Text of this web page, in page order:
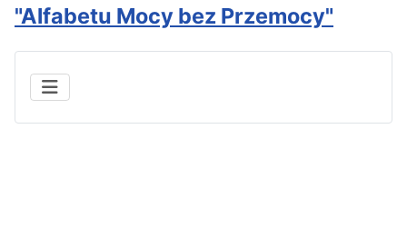
"Alfabetu Mocy bez Przemocy"